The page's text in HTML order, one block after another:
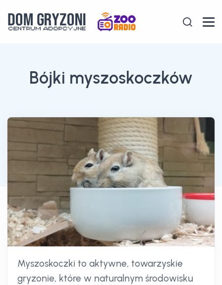
Bójki myszoskoczków
Myszoskoczki to aktywne, towarzyskie
gryzonie, które w naturalnym środowisku